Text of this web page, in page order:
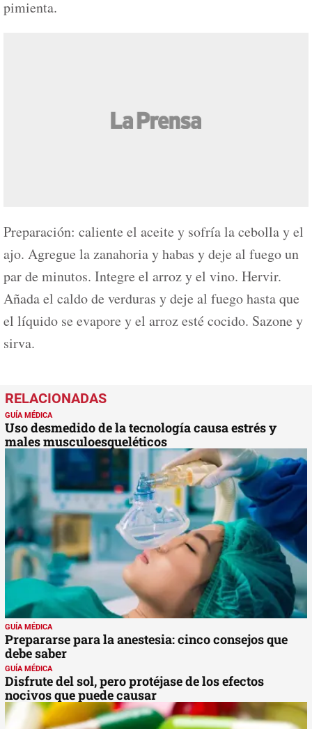
pimienta.
Preparación: caliente el aceite y sofría la cebolla y el
ajo. Agregue la zanahoria y habas y deje al fuego un
par de minutos. Integre el arroz y el vino. Hervir.
Añada el caldo de verduras y deje al fuego hasta que
el líquido se evapore y el arroz esté cocido. Sazone y
sirva.
GUÍA MÉDICA
Uso desmedido de la tecnología causa estrés y
males musculoesqueléticos
GUÍA MÉDICA
Prepararse para la anestesia: cinco consejos que
debe saber
GUÍA MÉDICA
Disfrute del sol, pero protéjase de los efectos
nocivos que puede causar